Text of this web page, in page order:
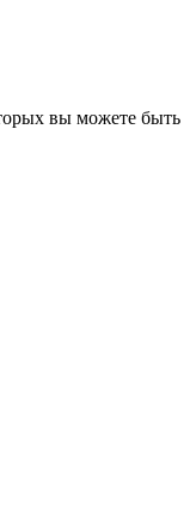
вы можете быть